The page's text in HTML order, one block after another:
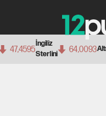
47,4595
İngiliz
Sterlini
64,0093